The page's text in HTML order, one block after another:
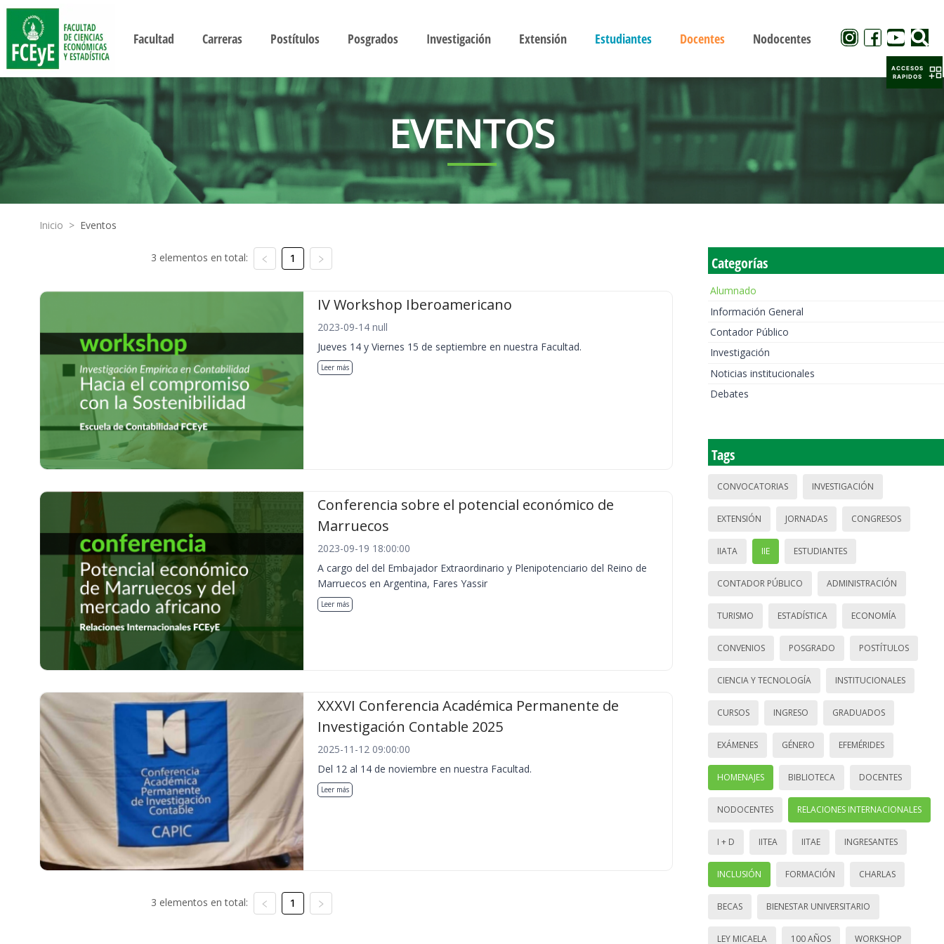
Facultad Carreras Postítulos Posgrados Investigación Extensión Estudiantes Docentes Nodocentes
EVENTOS
Inicio > Eventos
3 elementos en total: 1
IV Workshop Iberoamericano
2023-09-14 null
Jueves 14 y Viernes 15 de septiembre en nuestra Facultad.
Leer más
Conferencia sobre el potencial económico de
Marruecos
2023-09-19 18:00:00
A cargo del del Embajador Extraordinario y Plenipotenciario del Reino de
Marruecos en Argentina, Fares Yassir
Leer más
XXXVI Conferencia Académica Permanente de
Investigación Contable 2025
2025-11-12 09:00:00
Del 12 al 14 de noviembre en nuestra Facultad.
Leer más
3 elementos en total: 1
Categorías
Alumnado
Información General
Contador Público
Investigación
Noticias institucionales
Debates
Tags
CONVOCATORIAS INVESTIGACIÓN
EXTENSIÓN JORNADAS CONGRESOS
IIATA IIE ESTUDIANTES
CONTADOR PÚBLICO ADMINISTRACIÓN
TURISMO ESTADÍSTICA ECONOMÍA
CONVENIOS POSGRADO POSTÍTULOS
CIENCIA Y TECNOLOGÍA INSTITUCIONALES
CURSOS INGRESO GRADUADOS
EXÁMENES GÉNERO EFEMÉRIDES
HOMENAJES BIBLIOTECA DOCENTES
NODOCENTES RELACIONES INTERNACIONALES
I + D IITEA IITAE INGRESANTES
INCLUSIÓN FORMACIÓN CHARLAS
BECAS BIENESTAR UNIVERSITARIO
LEY MICAELA 100 AÑOS WORKSHOP
ACCESOS
RAPIDOS